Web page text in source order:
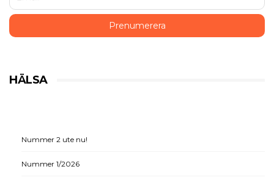
HÄLSA
Nummer 2 ute nu!
Nummer 1/2026